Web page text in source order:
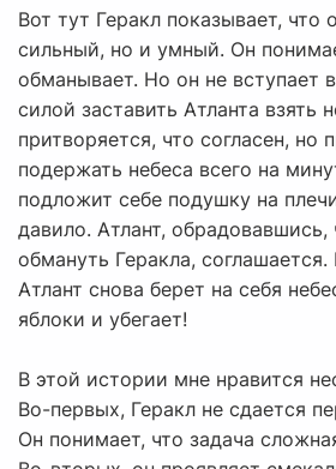
Вот тут Геракл показывает, что
сильный, но и умный. Он
обманывает. Но он не вступает
силой заставить Атланта взять
притворяется, что согласен, но
подержать небеса всего на
подложит себе подушку на
давило. Атлант, обрадовавшись,
обмануть Геракла,
Атлант снова берет на себя
яблоки и убегает!
В этой истории мне нравится
Во-первых, Геракл не сдается
Он понимает, что задача